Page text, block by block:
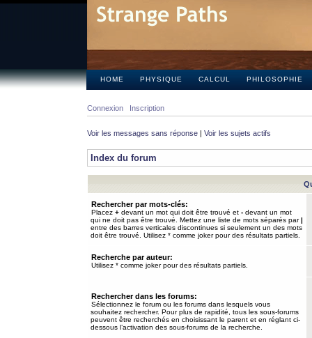
HOME PHYSIQUE CALCUL PHILOSOPHIE
Connexion Inscription
Voir les messages sans réponse | Voir les sujets actifs
Index du forum
Rechercher par mots-clés:
Placez + devant un mot qui doit être trouvé et - devant un mot
qui ne doit pas être trouvé. Mettez une liste de mots séparés par|
entre des barres verticales discontinues si seulement un des mots
doit être trouvé. Utilisez * comme joker pour des résultats partiels.
Recherche par auteur:
Utilisez * comme joker pour des résultats partiels.
Rechercher dans les forums:
Sélectionnez le forum ou les forums dans lesquels vous
souhaitez rechercher. Pour plus de rapidité, tous les sous-forums
peuvent être recherchés en choisissant le parent et en réglant ci-
dessous l’activation des sous-forums de la recherche.